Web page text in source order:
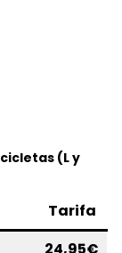
(L y
Tarifa
24,95€